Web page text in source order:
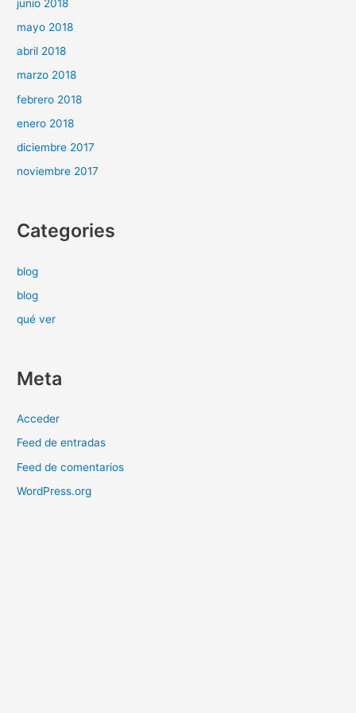
junio 2018
mayo 2018
abril 2018
marzo 2018
febrero 2018
enero 2018
diciembre 2017
noviembre 2017
Categories
blog
blog
qué ver
Meta
Acceder
Feed de entradas
Feed de comentarios
WordPress.org